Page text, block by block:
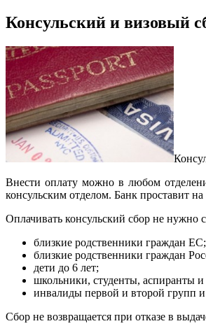
Консульский и визовый
Внести оплату можно в любом
консульским отделом. Банк проставит
Оплачивать консульский сбор не
близкие родственники граждан ЕС;
близкие родственники граждан
дети до 6 лет;
школьники, студенты, аспиранты и
инвалиды первой и второй групп
Сбор не возвращается при отказе в